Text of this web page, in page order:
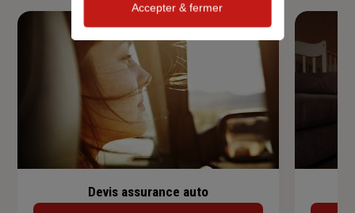
Devis assurance auto
Accepter & fermer